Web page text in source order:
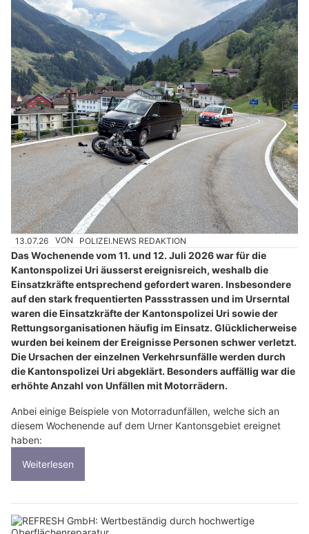
13.07.26 VON POLIZEI.NEWS REDAKTION
Das Wochenende vom 11. und 12. Juli 2026 war für die
Kantonspolizei Uri äusserst ereignisreich, weshalb die
Einsatzkräfte entsprechend gefordert waren. Insbesondere
auf den stark frequentierten Passstrassen und im Urserntal
waren die Einsatzkräfte der Kantonspolizei Uri sowie der
Rettungsorganisationen häufig im Einsatz. Glücklicherweise
wurden bei keinem der Ereignisse Personen schwer verletzt.
Die Ursachen der einzelnen Verkehrsunfälle werden durch
die Kantonspolizei Uri abgeklärt. Besonders auffällig war die
erhöhte Anzahl von Unfällen mit Motorrädern.
Anbei einige Beispiele von Motorradunfällen, welche sich an
diesem Wochenende auf dem Urner Kantonsgebiet ereignet
haben:
Weiterlesen